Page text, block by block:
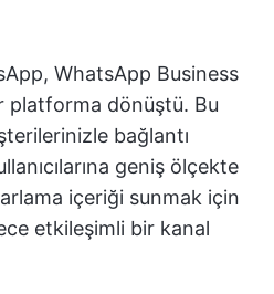
WhatsApp Business
platforma dönüştü. Bu
bağlantı
geniş ölçekte
içeriği sunmak için
etkileşimli bir kanal